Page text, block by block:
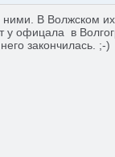
В Волжском их
у офицала в
закончилась. ;-)